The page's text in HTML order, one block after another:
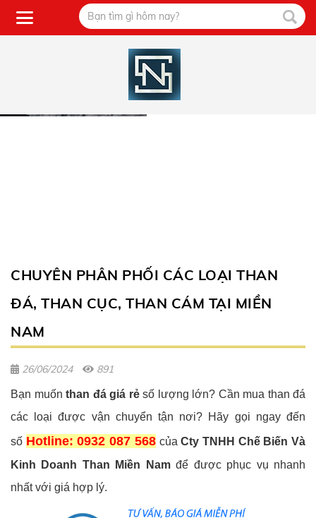
CHUYÊN PHÂN PHỐI CÁC LOẠI THAN
ĐÁ, THAN CỤC, THAN CÁM TẠI MIỀN
NAM
26/06/2024 891
Bạn muốn than đá giá rẻsố lượng lớn? Cần mua than đá
các loại được vận chuyển tận nơi? Hãy gọi ngay đến
số Hotline: 0932 087 568củaCty TNHH Chế Biến Và
Kinh Doanh Than Miền Namđể được phục vụ nhanh
nhất với giá hợp lý.